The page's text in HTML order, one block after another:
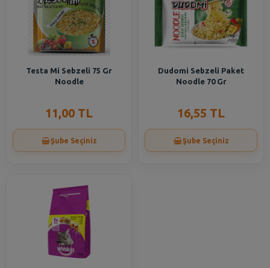
Testa Mi Sebzeli 75 Gr
Noodle
11,00 TL
Şube Seçiniz
Dudomi Sebzeli Paket
Noodle 70 Gr
16,55 TL
Şube Seçiniz